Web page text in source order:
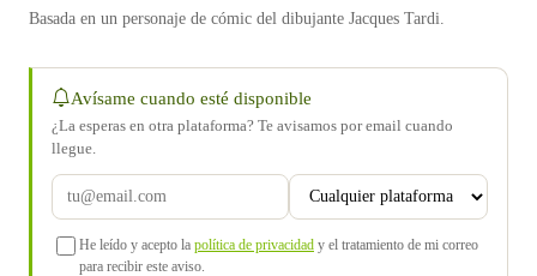
Basada en un personaje de cómic del dibujante Jacques Tardi.
Avísame cuando esté disponible
¿La esperas en otra plataforma? Te avisamos por email cuando
llegue.
He leído y acepto la política de privacidad y el tratamiento de mi correo
para recibir este aviso.